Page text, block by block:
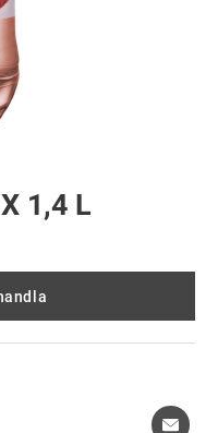
1,4 L